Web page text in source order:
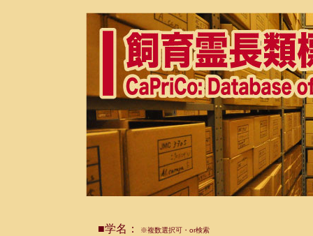
■学名： ※複数選択可・or検索